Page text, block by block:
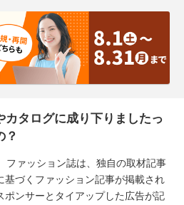
カタログに成り下りましたっ
？
ファッション誌は、独自の取材記事
基づくファッション記事が掲載され
ポンサーとタイアップした広告が記